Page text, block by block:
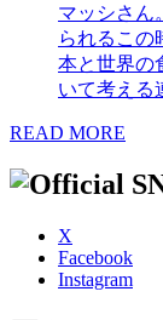
マッシさん
られるこの
本と世界の
いて考える
READ MORE
X
Facebook
Instagram